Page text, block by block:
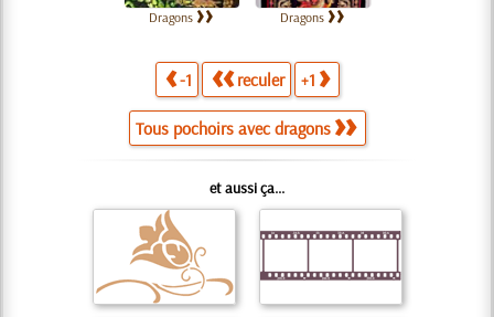
Dragons Dragons
-1 reculer +1
Tous pochoirs avec dragons
et aussi ça...